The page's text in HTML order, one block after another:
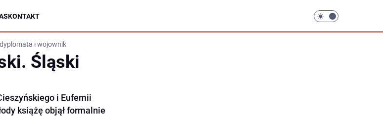
KONTAKT
i wojownik
Śląski
i Eufemii
książę objął formalnie